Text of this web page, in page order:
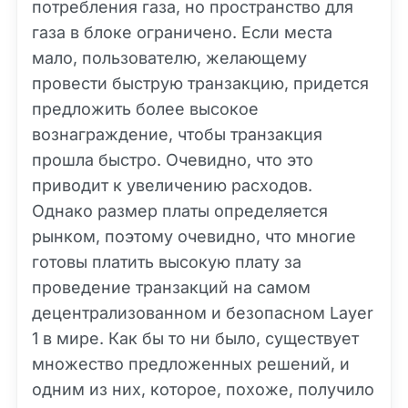
потребления газа, но пространство для
газа в блоке ограничено. Если места
мало, пользователю, желающему
провести быструю транзакцию, придется
предложить более высокое
вознаграждение, чтобы транзакция
прошла быстро. Очевидно, что это
приводит к увеличению расходов.
Однако размер платы определяется
рынком, поэтому очевидно, что многие
готовы платить высокую плату за
проведение транзакций на самом
децентрализованном и безопасном Layer
1 в мире. Как бы то ни было, существует
множество предложенных решений, и
одним из них, которое, похоже, получило